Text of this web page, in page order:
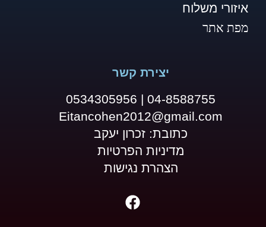
איזורי משלוח
מפת אתר
יצירת קשר
04-8588755 | 0534305956
Eitancohen2012@gmail.com
כתובת: זכרון יעקב
מדיניות הפרטיות
הצהרת נגישות